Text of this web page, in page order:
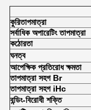
কুরিতাপমাত্রা
সর্বাধিক অপারেটিং তাপমাত্রা
কঠোরতা
ঘনত্ব
আপেক্ষিক প্রতিরোধ ক্ষমতা
তাপমাত্রা সহগ Br
তাপমাত্রা সহগ iHc
বন্ডিং-বিরোধী শক্তি